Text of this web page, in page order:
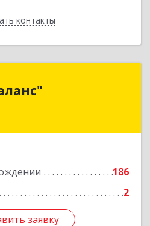
контакты
Назад
186
2
заявку
обл, Выборгский р-н,
заявку